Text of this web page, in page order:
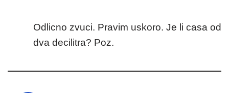
Odlicno zvuci. Pravim uskoro. Je li casa od
dva decilitra? Poz.